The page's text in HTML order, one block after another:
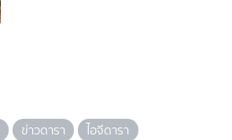
ข่าวดารา
ไอจีดารา